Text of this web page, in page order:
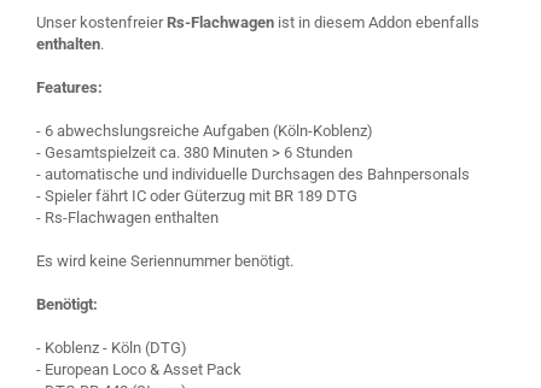
Unser kostenfreierRs-Flachwagen ist in diesem Addon ebenfalls
enthalten.
Features:
- 6 abwechslungsreiche Aufgaben (Köln-Koblenz)
- Gesamtspielzeit ca. 380 Minuten > 6 Stunden
- automatische und individuelle Durchsagen des Bahnpersonals
- Spieler fährt IC oder Güterzug mit BR 189 DTG
- Rs-Flachwagen enthalten
Es wird keine Seriennummer benötigt.
Benötigt:
- Koblenz - Köln (DTG)
- European Loco & Asset Pack